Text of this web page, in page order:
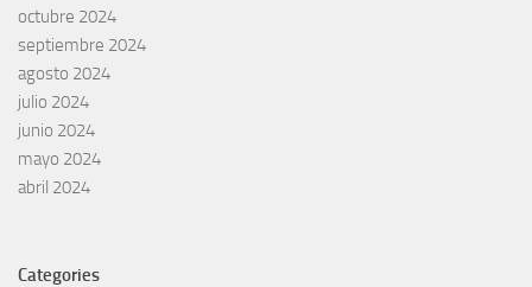
octubre 2024
septiembre 2024
agosto 2024
julio 2024
junio 2024
mayo 2024
abril 2024
Categories